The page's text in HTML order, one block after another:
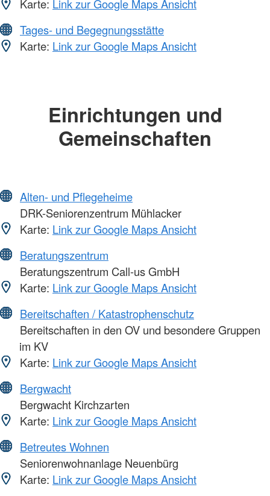
Karte: Link zur Google Maps Ansicht
Tages- und Begegnungsstätte
Karte: Link zur Google Maps Ansicht
Einrichtungen und
Gemeinschaften
Alten- und Pflegeheime
DRK-Seniorenzentrum Mühlacker
Karte: Link zur Google Maps Ansicht
Beratungszentrum
Beratungszentrum Call-us GmbH
Karte: Link zur Google Maps Ansicht
Bereitschaften / Katastrophenschutz
Bereitschaften in den OV und besondere Gruppen
im KV
Karte: Link zur Google Maps Ansicht
Bergwacht
Bergwacht Kirchzarten
Karte: Link zur Google Maps Ansicht
Betreutes Wohnen
Seniorenwohnanlage Neuenbürg
Karte: Link zur Google Maps Ansicht